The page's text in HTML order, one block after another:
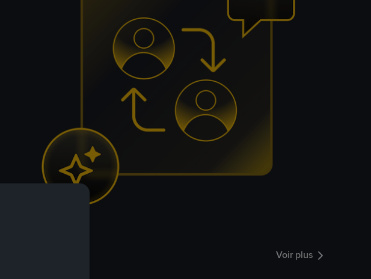
Voir plus